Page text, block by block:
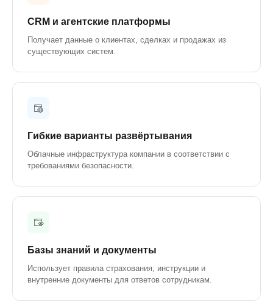
CRM и агентские платформы
Получает данные о клиентах, сделках и продажах из
существующих систем.
Гибкие варианты развёртывания
Облачные инфраструктура компании в соответствии с
требованиями безопасности.
Базы знаний и документы
Использует правила страхования, инструкции и
внутренние документы для ответов сотрудникам.